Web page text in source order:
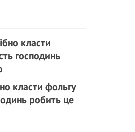
класти фольгу
робить це